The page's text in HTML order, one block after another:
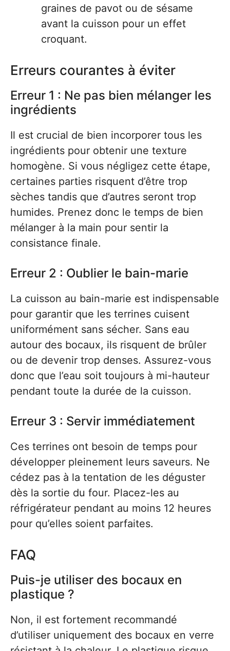
graines de pavot ou de sésame
avant la cuisson pour un effet
croquant.
Erreurs courantes à éviter
Erreur 1 : Ne pas bien mélanger les
ingrédients
Il est crucial de bien incorporer tous les
ingrédients pour obtenir une texture
homogène. Si vous négligez cette étape,
certaines parties risquent d’être trop
sèches tandis que d’autres seront trop
humides. Prenez donc le temps de bien
mélanger à la main pour sentir la
consistance finale.
Erreur 2 : Oublier le bain-marie
La cuisson au bain-marie est indispensable
pour garantir que les terrines cuisent
uniformément sans sécher. Sans eau
autour des bocaux, ils risquent de brûler
ou de devenir trop denses. Assurez-vous
donc que l’eau soit toujours à mi-hauteur
pendant toute la durée de la cuisson.
Erreur 3 : Servir immédiatement
Ces terrines ont besoin de temps pour
développer pleinement leurs saveurs. Ne
cédez pas à la tentation de les déguster
dès la sortie du four. Placez-les au
réfrigérateur pendant au moins 12 heures
pour qu’elles soient parfaites.
FAQ
Puis-je utiliser des bocaux en
plastique ?
Non, il est fortement recommandé
d’utiliser uniquement des bocaux en verre